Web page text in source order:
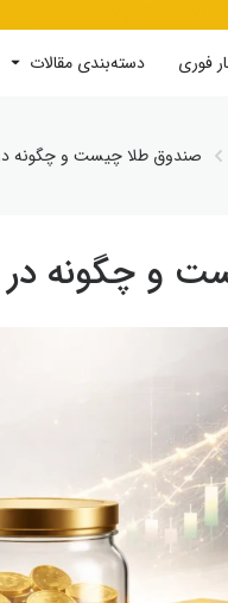
فوری دسته‌بندی مقالات
صندوق طلا چیست و چگونه در
و چگونه در